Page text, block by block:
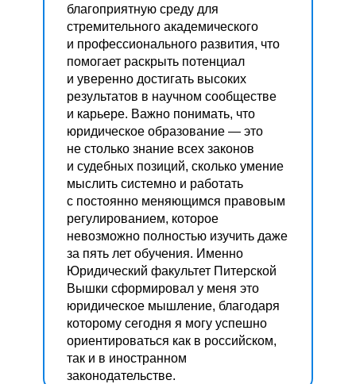
благоприятную среду для
стремительного академического
и профессионального развития, что
помогает раскрыть потенциал
и уверенно достигать высоких
результатов в научном сообществе
и карьере. Важно понимать, что
юридическое образование — это
не столько знание всех законов
и судебных позиций, сколько умение
мыслить системно и работать
с постоянно меняющимся правовым
регулированием, которое
невозможно полностью изучить даже
за пять лет обучения. Именно
Юридический факультет Питерской
Вышки сформировал у меня это
юридическое мышление, благодаря
которому сегодня я могу успешно
ориентироваться как в российском,
так и в иностранном
законодательстве.
Узнайте максимум
о поступлении и учебе
на Юридическом
НИУ ВШЭ — Санкт-
Регистрируйтесь на День
открытых дверей!
Узнайте максимум
о поступлении и учебе
на Юридическом
факультете НИУ ВШЭ —
Санкт-Петербург.
Регистрируйтесь на День
открытых дверей!
Узнайте максимум
о поступлении и учебе
на Юридическом
факультете НИУ ВШЭ —
Санкт-Петербург.
Регистрируйтесь на День
открытых дверей!